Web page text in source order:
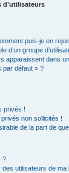
d’utilisateurs
puis-je en
d’un groupe
apparaissent dans
par défaut » ?
privés !
non sollicités !
de la part de
?
utilisateurs de ma